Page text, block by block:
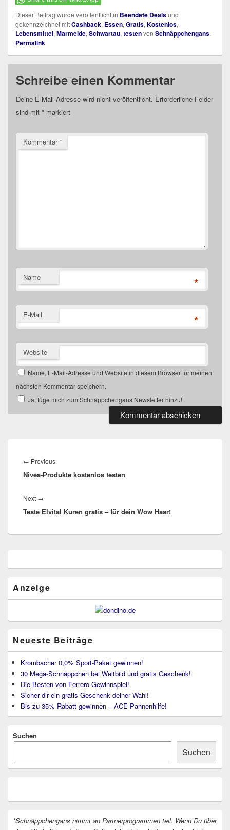
Dieser Beitrag wurde veröffentlicht in Beendete Dealsund
gekennzeichnet mitCashback, Essen, Gratis, Kostenlos,
Lebensmittel, Marmelde, Schwartau, testenvon Schnäppchengans.
Permalink
Schreibe einen Kommentar
Deine E-Mail-Adresse wird nicht veröffentlicht. Erforderliche Felder
sind mit * markiert
Kommentar*
Name *
E-Mail *
Website
Name, E-Mail-Adresse und Website in diesem Browser für meinen
nächsten Kommentar speichern.
Ja, füge mich zum Schnäppchengans Newsletter hinzu!
← PreviousPrevious
post:
Nivea-Produkte kostenlos testen
Next →
post:
Teste Elvital Kuren gratis – für dein Wow Haar!
Widget-
Anzeige
Neueste Beiträge
Krombacher 0,0% Sport-Paket gewinnen!
30 Mega-Schnäppchen bei Weltbild und gratis Geschenk!
Die Besten von Ferrero Gewinnspiel!
Sicher dir ein gratis Geschenk deiner Wahl!
Bis zu 35% Rabatt gewinnen – ACE Pannenhilfe!
Suchen
Suchen
*Schnäppchengans nimmt an Partnerprogrammen teil. Wenn Du über